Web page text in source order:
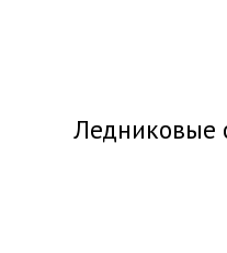
Ледниковые